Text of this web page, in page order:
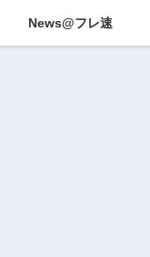
News@フレ速